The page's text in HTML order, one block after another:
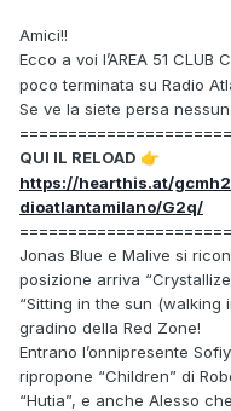
Amici!!
Ecco a voi l’AREA 51 CLUB
poco terminata su Radio
Se ve la siete persa
QUI IL RELOAD 👉
https://hearthis.at/
dioatlantamilano/G2q/
Jonas Blue e Malive si
posizione arriva
“Sitting in the sun (walking
gradino della Red Zone!
Entrano l’onnipresente
ripropone “Children” di
“Hutia”, e anche Alesso